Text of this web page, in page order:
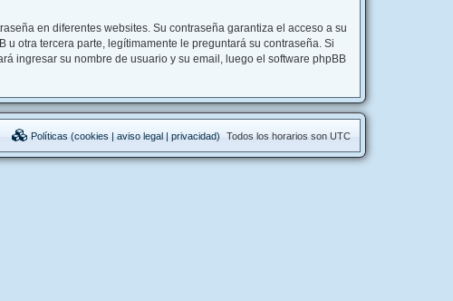
en diferentes websites. Su contraseña garantiza el acceso a su
u otra tercera parte, legítimamente le preguntará su contraseña. Si
ingresar su nombre de usuario y su email, luego el software phpBB
Todos los horarios son UTC
Políticas (cookies | aviso legal | privacidad)